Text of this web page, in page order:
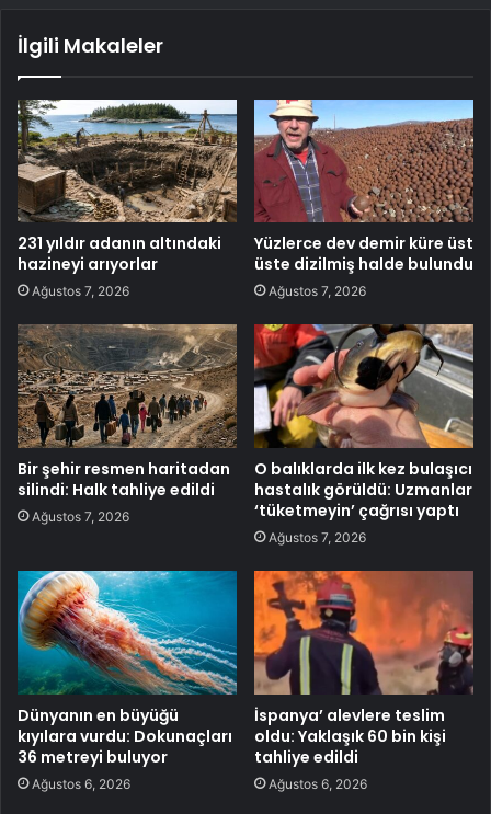
İlgili Makaleler
231 yıldır adanın altındaki
hazineyi arıyorlar
Ağustos 7, 2026
Yüzlerce dev demir küre üst
üste dizilmiş halde bulundu
Ağustos 7, 2026
Bir şehir resmen haritadan
silindi: Halk tahliye edildi
Ağustos 7, 2026
O balıklarda ilk kez bulaşıcı
hastalık görüldü: Uzmanlar
‘tüketmeyin’ çağrısı yaptı
Ağustos 7, 2026
Dünyanın en büyüğü
kıyılara vurdu: Dokunaçları
36 metreyi buluyor
Ağustos 6, 2026
İspanya’ alevlere teslim
oldu: Yaklaşık 60 bin kişi
tahliye edildi
Ağustos 6, 2026